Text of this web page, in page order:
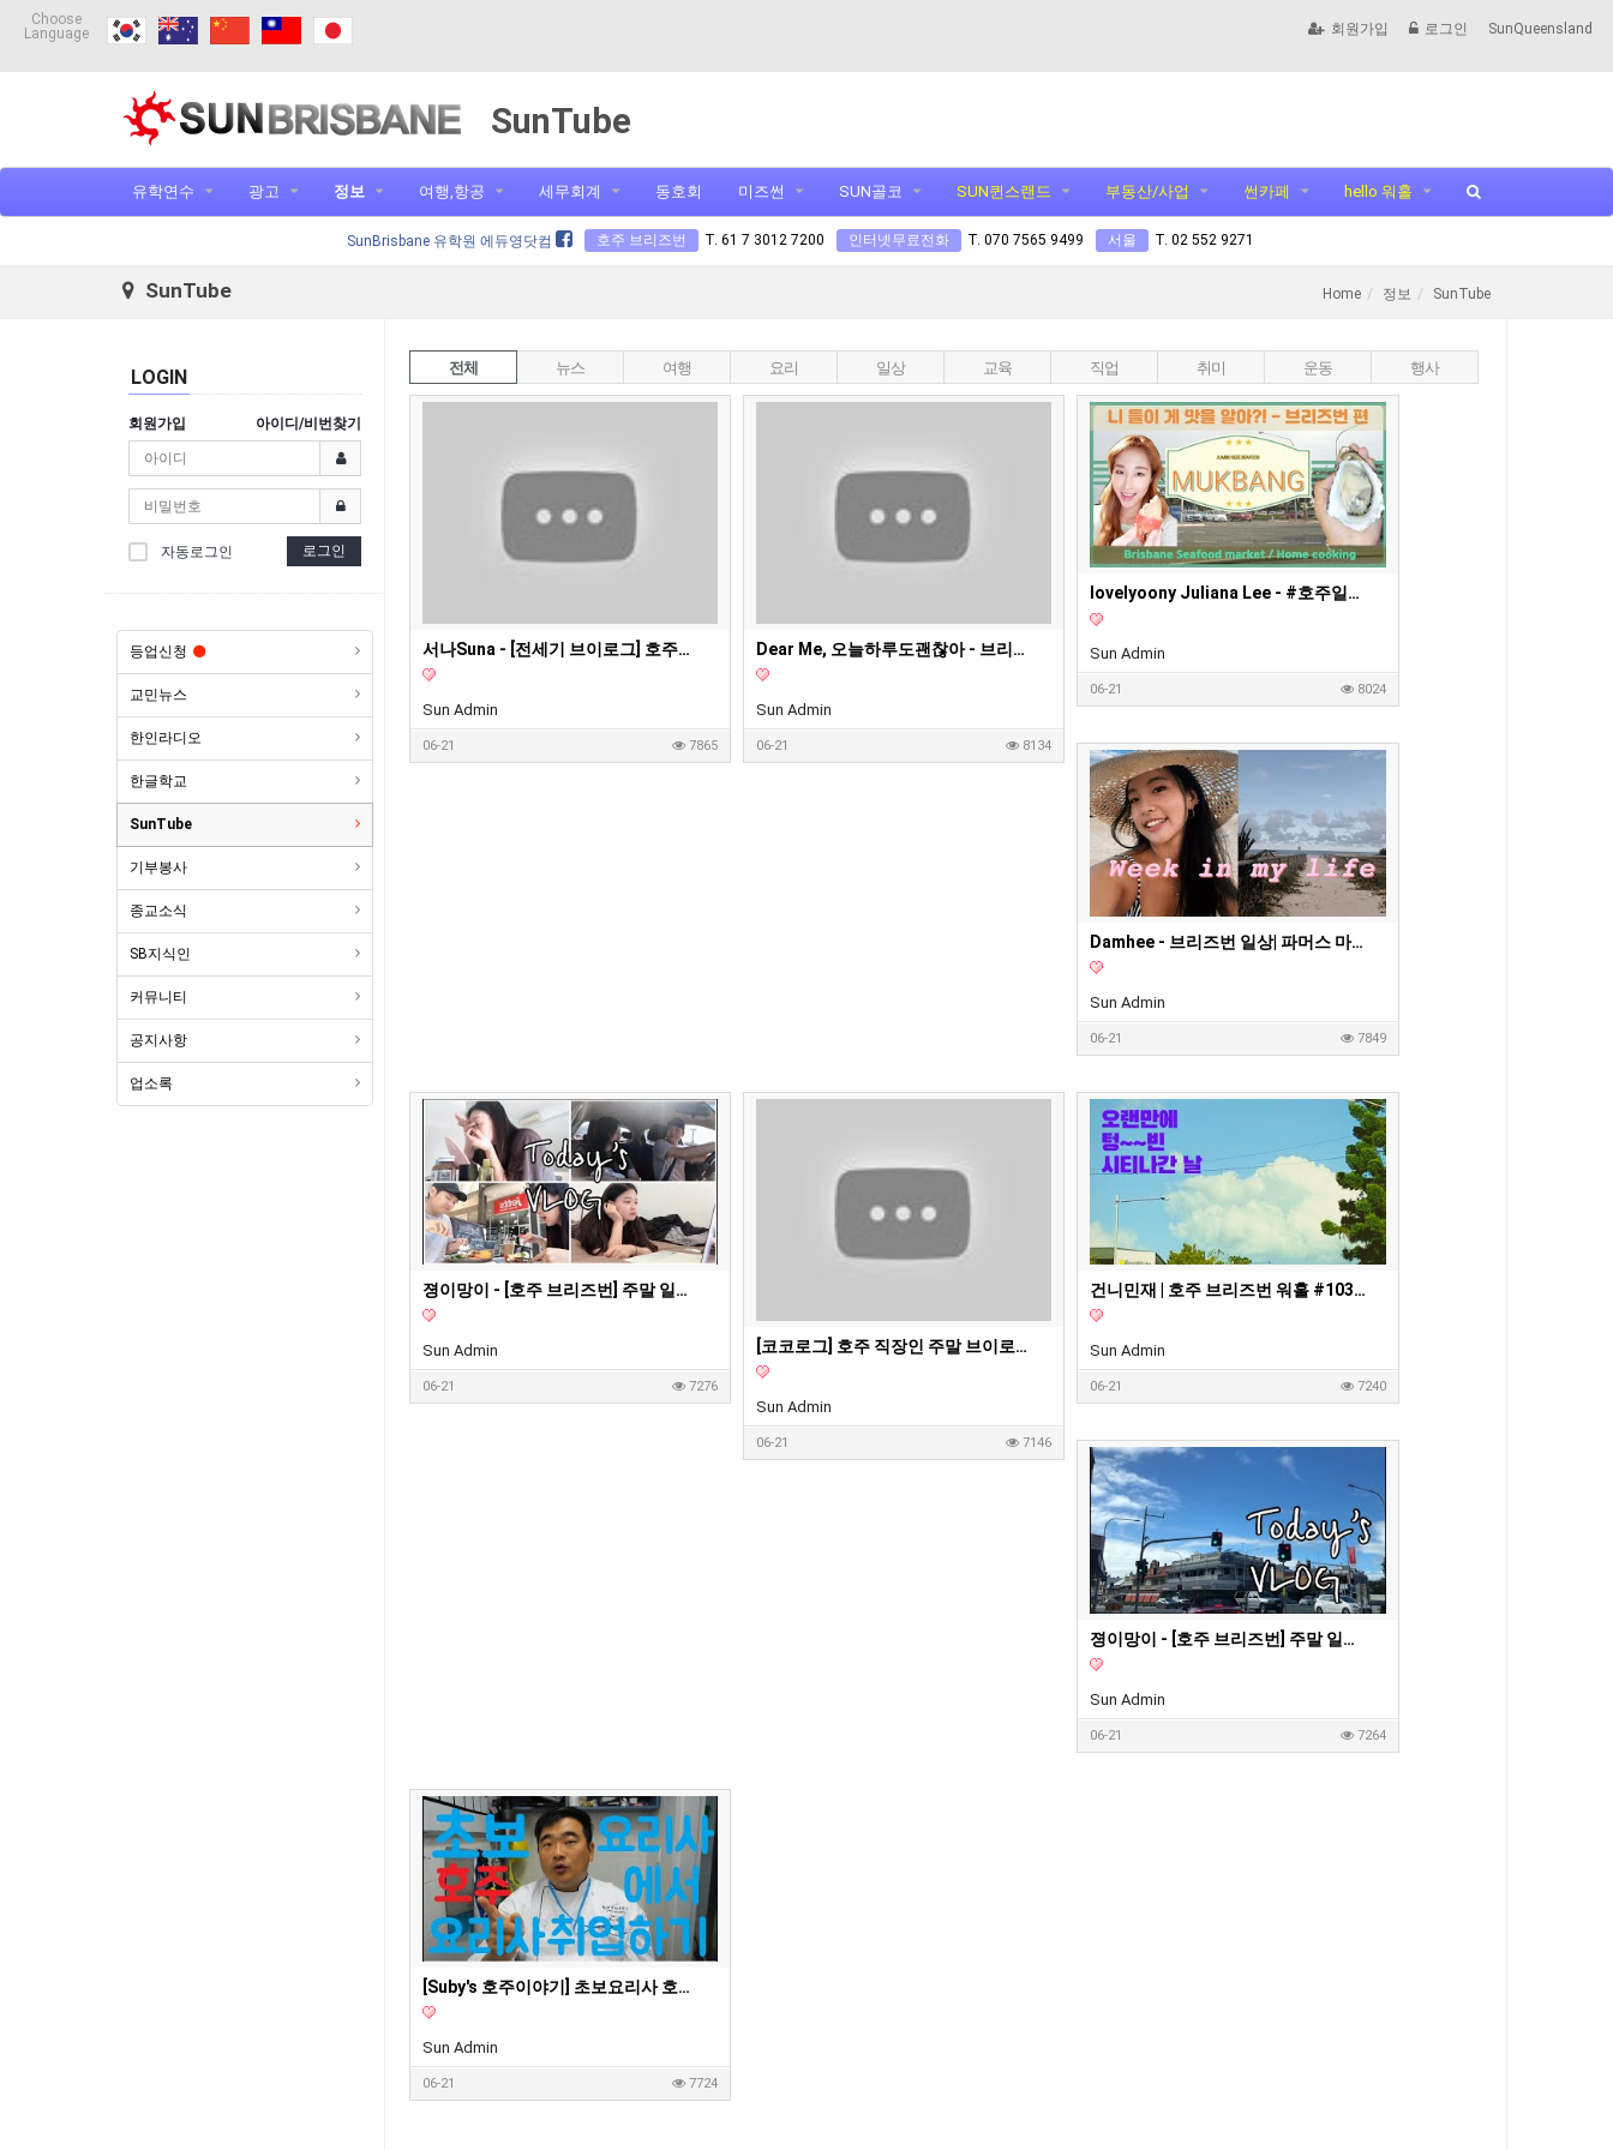
Choose
Language
회원가입 로그인 SunQueensland
SunTube
유학연수 광고 정보 여행,항공 세무회계 동호회 미즈썬 SUN골코 SUN퀸스랜드 부동산/사업 썬카페 hello 워홀
SunBrisbane 유학원 에듀영닷컴 호주 브리즈번 T. 61 7 3012 7200 인터넷무료전화 T. 070 7565 9499 서울 T. 02 552 9271
SunTube Home 정보 SunTube
LOGIN
회원가입 아이디/비번찾기
자동로그인 로그인
등업신청
교민뉴스
한인라디오
한글학교
SunTube
기부봉사
종교소식
SB지식인
커뮤니티
공지사항
업소록
전체 뉴스 여행 요리 일상 교육 직업 취미 운동 행사
서나Suna - [전세기 브이로그] 호주에서 한국으로 귀국✈️ | 귀국이 거의 재난영화???? | 대한항공 전세기 | 호주 워킹홀리데이 종료 | 워홀 브이로그
Sun Admin
06-21 7865
Dear Me, 오늘하루도괜찮아 - 브리즈번 시티에서 옷장사. 카지노마켓. Suitcase Rummage Sale. 중고장터. 세컨핸드마켓. 곱창막창 먹방 | Dear me, 오늘하루도괜찮아
Sun Admin
06-21 8134
lovelyoony Juliana Lee - #호주일상 #먹방 로그 #브리즈번 #씨푸드마켓 #foodreview #mukbang #jumbooysters #mudcrab #brisbane #seafoodmarket
Sun Admin
06-21 8024
Damhee - 브리즈번 일상| 파머스 마켓에 가는 이유| 호주 자연
Sun Admin
06-21 7849
졍이망이 - [호주 브리즈번] 주말 일상 Vlog/브런치 카페/드라마보기/감자조림 만들기/저녁식사
Sun Admin
06-21 7276
[코코로그] 호주 직장인 주말 브이로그:) 먹고 마시고 쇼핑하고 일상 루틴
Sun Admin
06-21 7146
건니민재 | 호주 브리즈번 워홀 #103 ???????? 날씨가 좋아 오랜만에 시티가서 장보고 왔습니당 / 세븐일레븐에서 플랫화이트도 마셨구용
Sun Admin
06-21 7240
졍이망이 - [호주 브리즈번] 주말 일상 Vlog / 브런치 카페 / 마트에서 장보기
Sun Admin
06-21 7264
[Suby's 호주이야기] 초보요리사 호주에서 취업하기 [ 호주 이민, 요리사 이민, 호주 생활, 호텔 요리사, 워킹홀리데이, 요리유학 ]
Sun Admin
06-21 7724